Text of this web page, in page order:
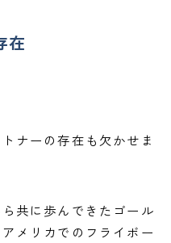
在
ナーの存在も欠かせま
共に歩んできたゴール
メリカでのフライボー